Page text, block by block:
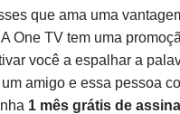
que ama uma
One TV tem uma
você a espalhar a
amigo e essa pessoa
1 mês grátis de